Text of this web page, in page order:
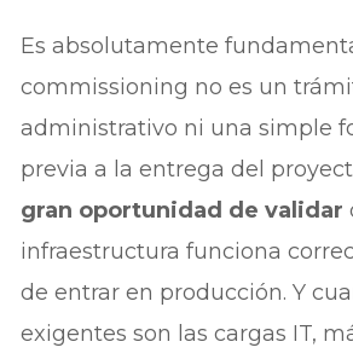
Es absolutamente
commissioning no es un
administrativo ni una simple
previa a la entrega del
gran oportunidad de validar
infraestructura funciona
de entrar en producción. Y
exigentes son las cargas IT,